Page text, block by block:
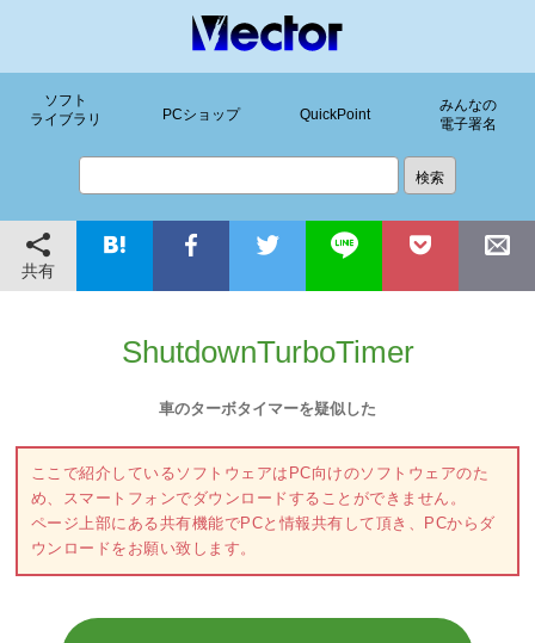
ソフト
ライブラリ
PCショップ QuickPoint
みんなの
電子署名
共有
ShutdownTurboTimer
車のターボタイマーを疑似した
ここで紹介しているソフトウェアはPC向けのソフトウェアのた
め、スマートフォンでダウンロードすることができません。
ページ上部にある共有機能でPCと情報共有して頂き、PCからダ
ウンロードをお願い致します。